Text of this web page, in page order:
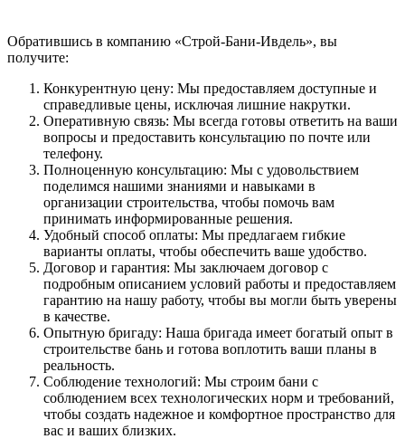
Обратившись в компанию «Строй-Бани-Ивдель», вы
получите:
Конкурентную цену: Мы предоставляем доступные и
справедливые цены, исключая лишние накрутки.
Оперативную связь: Мы всегда готовы ответить на ваши
вопросы и предоставить консультацию по почте или
телефону.
Полноценную консультацию: Мы с удовольствием
поделимся нашими знаниями и навыками в
организации строительства, чтобы помочь вам
принимать информированные решения.
Удобный способ оплаты: Мы предлагаем гибкие
варианты оплаты, чтобы обеспечить ваше удобство.
Договор и гарантия: Мы заключаем договор с
подробным описанием условий работы и предоставляем
гарантию на нашу работу, чтобы вы могли быть уверены
в качестве.
Опытную бригаду: Наша бригада имеет богатый опыт в
строительстве бань и готова воплотить ваши планы в
реальность.
Соблюдение технологий: Мы строим бани с
соблюдением всех технологических норм и требований,
чтобы создать надежное и комфортное пространство для
вас и ваших близких.